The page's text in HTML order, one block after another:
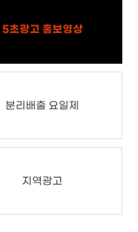
5초광고 홍보영상
분리배출 요일제
지역광고